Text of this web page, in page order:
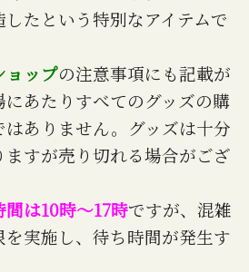
たという特別なアイテムで
ョップの注意事項にも記載が
あたりすべてのグッズの購
ありません。グッズは十分
すが売り切れる場合がござ
間は10時～17時ですが、混雑
実施し、待ち時間が発生す